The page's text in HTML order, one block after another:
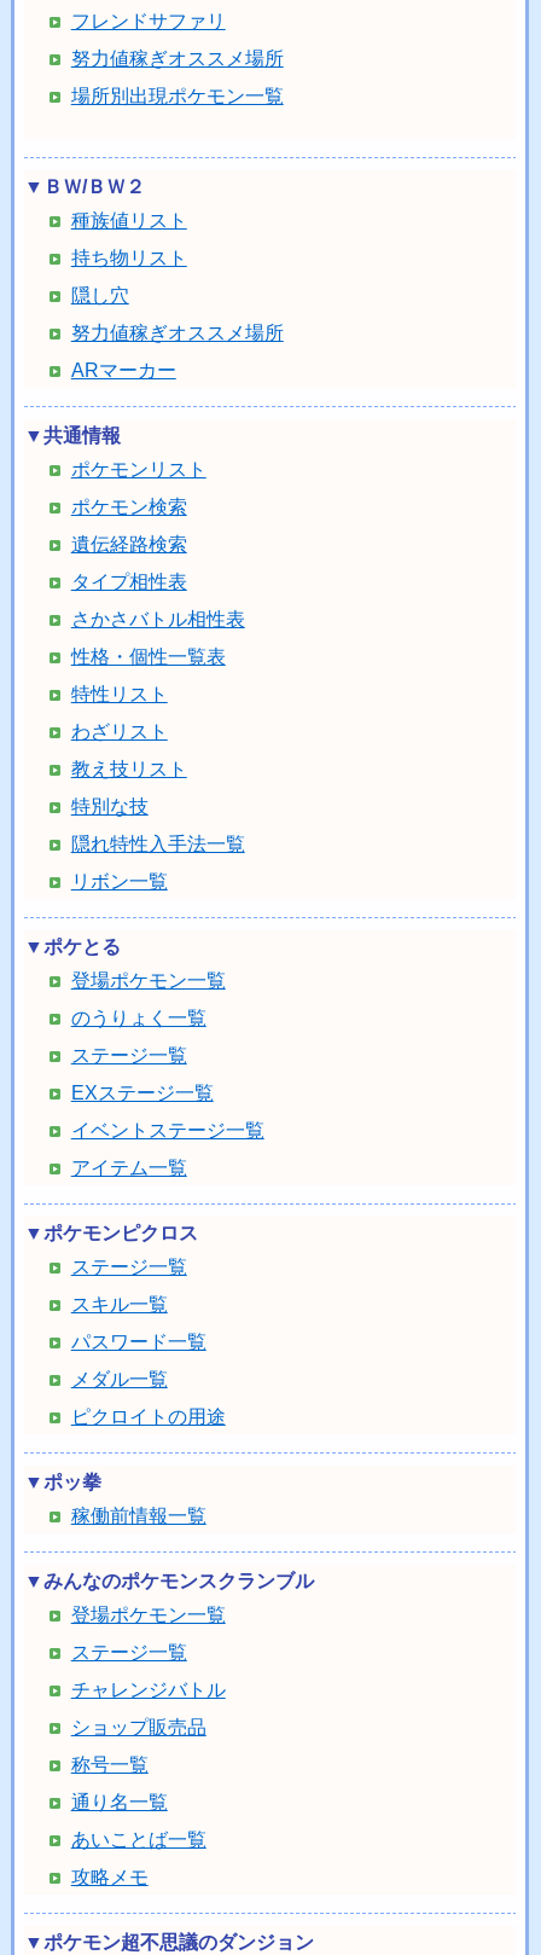
フレンドサファリ
努力値稼ぎオススメ場所
場所別出現ポケモン一覧
▼ＢＷ/ＢＷ２
種族値リスト
持ち物リスト
隠し穴
努力値稼ぎオススメ場所
ARマーカー
▼共通情報
ポケモンリスト
ポケモン検索
遺伝経路検索
タイプ相性表
さかさバトル相性表
性格・個性一覧表
特性リスト
わざリスト
教え技リスト
特別な技
隠れ特性入手法一覧
リボン一覧
▼ポケとる
登場ポケモン一覧
のうりょく一覧
ステージ一覧
EXステージ一覧
イベントステージ一覧
アイテム一覧
▼ポケモンピクロス
ステージ一覧
スキル一覧
パスワード一覧
メダル一覧
ピクロイトの用途
▼ポッ拳
稼働前情報一覧
▼みんなのポケモンスクランブル
登場ポケモン一覧
ステージ一覧
チャレンジバトル
ショップ販売品
称号一覧
通り名一覧
あいことば一覧
攻略メモ
▼ポケモン超不思議のダンジョン